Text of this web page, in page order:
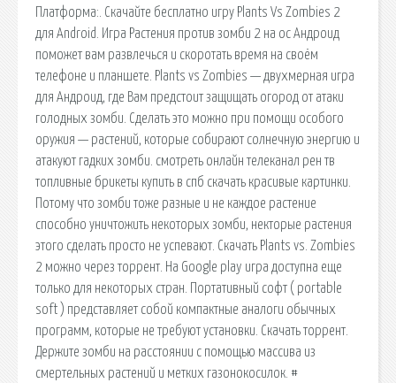
Платформа:. Скачайте бесплатно игру Plants Vs Zombies 2
для Android. Игра Растения против зомби 2 на ос Андроид
поможет вам развлечься и скоротать время на своём
телефоне и планшете. Plants vs Zombies — двухмерная игра
для Андроид, где Вам предстоит защищать огород от атаки
голодных зомби. Сделать это можно при помощи особого
оружия — растений, которые собирают солнечную энергию и
атакуют гадких зомби. смотреть онлайн телеканал рен тв
топливные брикеты купить в спб скачать красивые картинки.
Потому что зомби тоже разные и не каждое растение
способно уничтожить некоторых зомби, некторые растения
этого сделать просто не успевают. Скачать Plants vs. Zombies
2 можно через торрент. На Google play игра доступна еще
только для некоторых стран. Портативный софт ( portable
soft ) представляет собой компактные аналоги обычных
программ, которые не требуют установки. Скачать торрент.
Держите зомби на расстоянии с помощью массива из
смертельных растений и метких газонокосилок. #